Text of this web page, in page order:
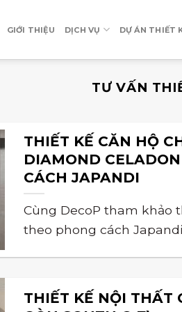
GIỚI THIỆU DỊCH VỤ DỰ ÁN THIẾT
TƯ VẤN
THIẾT KẾ CĂN HỘ
DIAMOND
CÁCH JAPANDI
Cùng DecoP tham khảo
theo phong cách
THIẾT KẾ NỘI THẤT